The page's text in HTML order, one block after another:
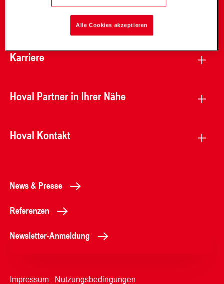
Karriere
Hoval Partner in Ihrer Nähe
Hoval Kontakt
News & Presse
Referenzen
Newsletter-Anmeldung
Impressum Nutzungsbedingungen
Alle Cookies akzeptieren